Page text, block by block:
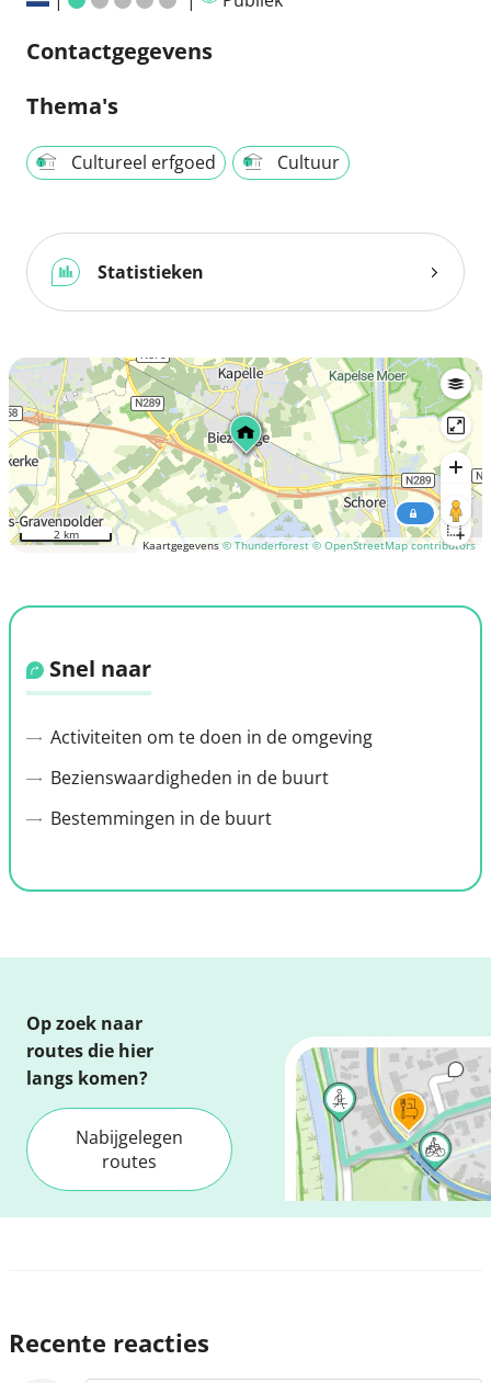
Contactgegevens
Thema's
Cultureel erfgoed Cultuur
Statistieken
Kaartgegevens© Thunderforest © OpenStreetMap contributors
2 km
Snel naar
Activiteiten om te doen in de omgeving
Bezienswaardigheden in de buurt
Bestemmingen in de buurt
Op zoek naar
routes die hier
langs komen?
Nabijgelegen
routes
Recente reacties